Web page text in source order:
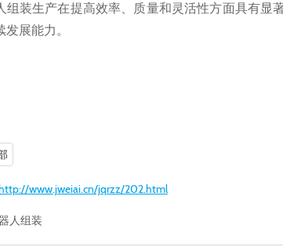
组装生产在提高效率、质量和灵活性方面具有
展能力。
www.jweiai.cn/jqrzz/202.html
人组装